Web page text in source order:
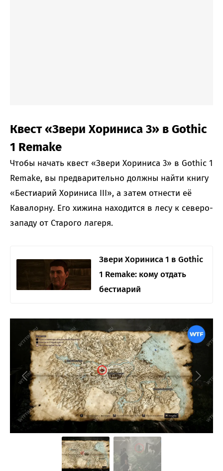
Квест «Звери Хориниса 3» в Gothic
1 Remake
Чтобы начать квест «Звери Хориниса 3» в Gothic 1
Remake, вы предварительно должны найти книгу
«Бестиарий Хориниса III», а затем отнести её
Кавалорну. Его хижина находится в лесу к северо-
западу от Старого лагеря.
Звери Хориниса 1 в Gothic
1 Remake: кому отдать
бестиарий